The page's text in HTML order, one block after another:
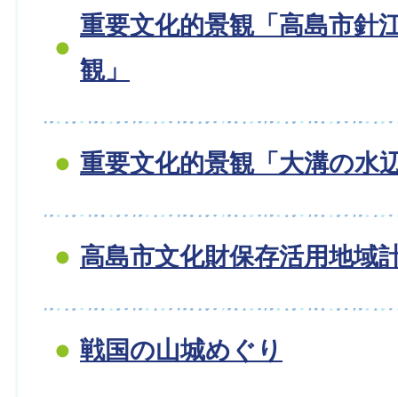
重要文化的景観「高島市針
観」
重要文化的景観「大溝の水
高島市文化財保存活用地域
戦国の山城めぐり